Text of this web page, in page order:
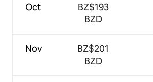
Oct
Nov
BZ$193
BZD
BZ$201
BZD